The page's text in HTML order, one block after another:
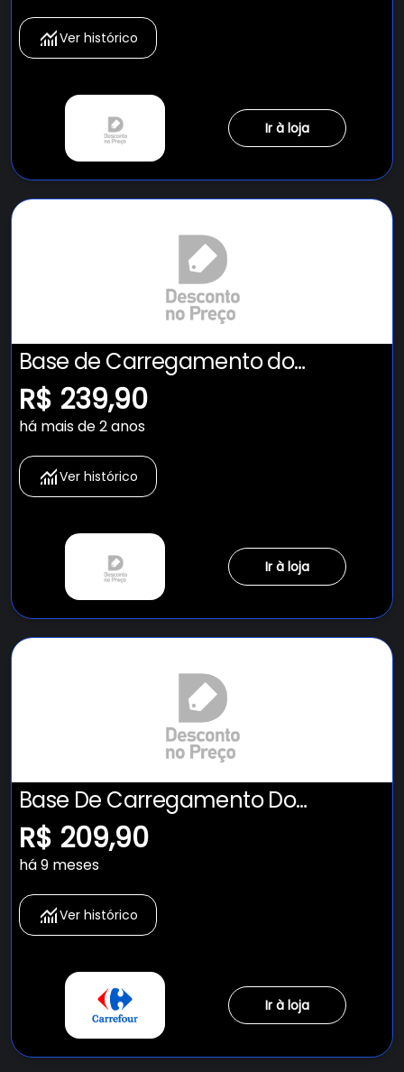
Ver histórico
Ir à loja
Base de Carregamento do
Dualsense PS5
R$ 239,90
há mais de 2 anos
Ver histórico
Ir à loja
Base De Carregamento Do
Dualsense Ps5
R$ 209,90
há 9 meses
Ver histórico
Ir à loja